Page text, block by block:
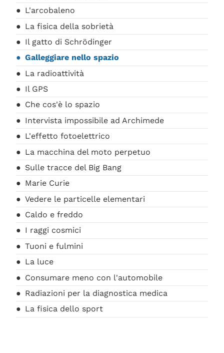
L'arcobaleno
La fisica della sobrietà
Il gatto di Schrödinger
Galleggiare nello spazio
La radioattività
Il GPS
Che cos'è lo spazio
Intervista impossibile ad Archimede
L'effetto fotoelettrico
La macchina del moto perpetuo
Sulle tracce del Big Bang
Marie Curie
Vedere le particelle elementari
Caldo e freddo
I raggi cosmici
Tuoni e fulmini
La luce
Consumare meno con l'automobile
Radiazioni per la diagnostica medica
La fisica dello sport